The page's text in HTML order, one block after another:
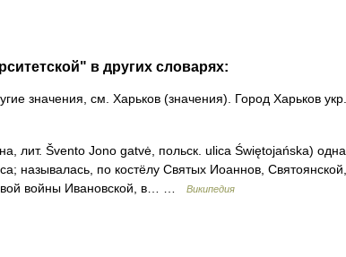
в других словарях:
значения, см. Харьков (значения). Город Харьков укр.
лит. Švento Jono gatvė, польск. ulica Świętojańska) одна
называлась, по костёлу Святых Иоаннов, Святоянской,
войны Ивановской, в… …
Википедия